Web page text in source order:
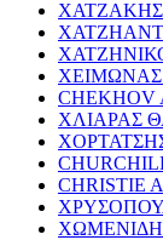
ΧΕΙΜΩΝΑΣ
CHEKHOV
ΧΛΙΑΡΑΣ
CHRISTIE